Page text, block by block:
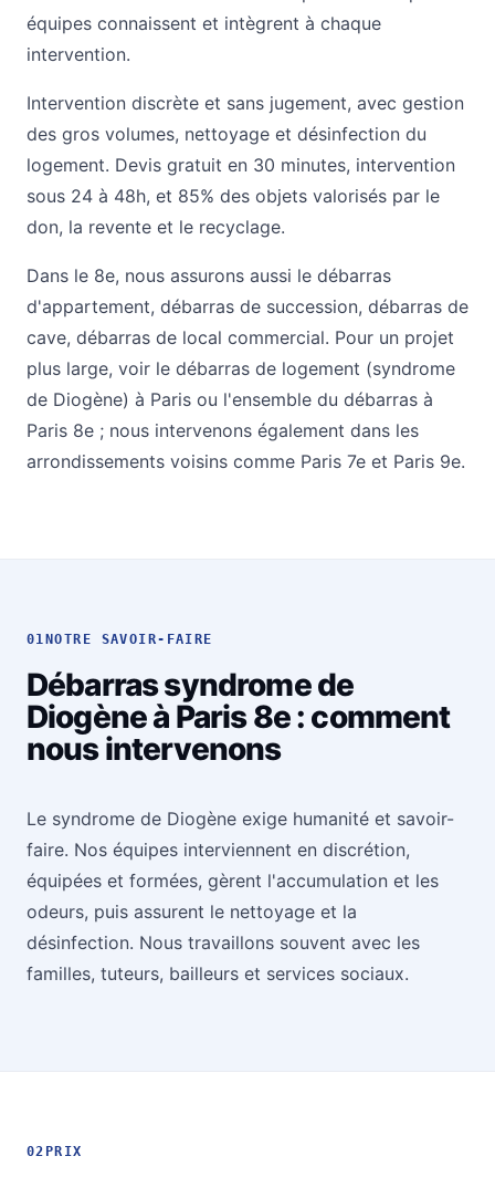
équipes connaissent et intègrent à chaque
intervention.
Intervention discrète et sans jugement, avec gestion
des gros volumes, nettoyage et désinfection du
logement. Devis gratuit en 30 minutes, intervention
sous 24 à 48h, et 85% des objets valorisés par le
don, la revente et le recyclage.
Dans le 8e, nous assurons aussi le débarras
d'appartement, débarras de succession, débarras de
cave, débarras de local commercial. Pour un projet
plus large, voir le débarras de logement (syndrome
de Diogène) à Paris ou l'ensemble du débarras à
Paris 8e ; nous intervenons également dans les
arrondissements voisins comme Paris 7e et Paris 9e.
01 NOTRE SAVOIR-FAIRE
Débarras syndrome de
Diogène à Paris 8e : comment
nous intervenons
Le syndrome de Diogène exige humanité et savoir-
faire. Nos équipes interviennent en discrétion,
équipées et formées, gèrent l'accumulation et les
odeurs, puis assurent le nettoyage et la
désinfection. Nous travaillons souvent avec les
familles, tuteurs, bailleurs et services sociaux.
02 PRIX